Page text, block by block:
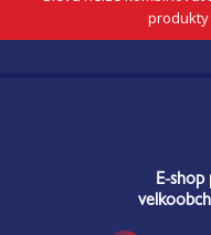
produkty
E-shop